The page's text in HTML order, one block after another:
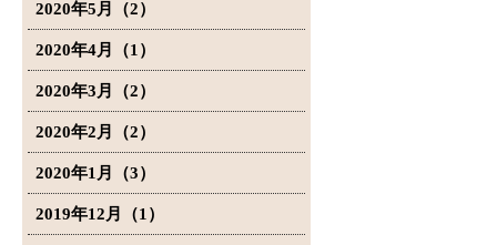
2020年5月（2）
2020年4月（1）
2020年3月（2）
2020年2月（2）
2020年1月（3）
2019年12月（1）